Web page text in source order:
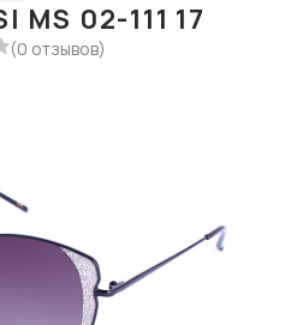
MS 02-111 17
(0 отзывов)